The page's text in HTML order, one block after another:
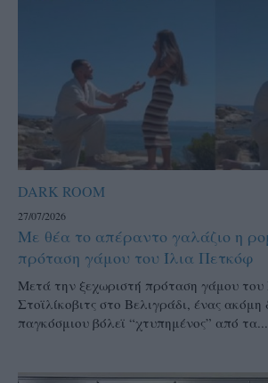
DARK ROOM
27/07/2026
Με θέα το απέραντο γαλάζιο η
πρόταση γάμου του Ίλια Πετκόφ
Μετά την ξεχωριστή πρόταση γάμου
Στοϊλίκοβιτς στο Βελιγράδι, ένας ακόμη
παγκόσμιου βόλεϊ “χτυπημένος” από τα...